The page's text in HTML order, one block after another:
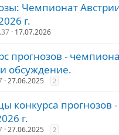
Чемпионат
г.
17.07.2026
прогнозов -
обсуждение.
27.06.2025 2
конкурса прогнозов
г.
27.06.2025 2